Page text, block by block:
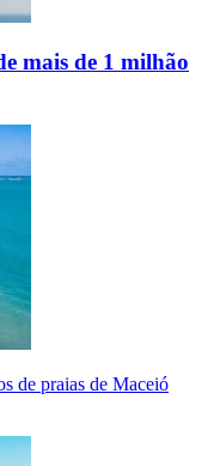
mais de 1 milhão
de praias de Maceió